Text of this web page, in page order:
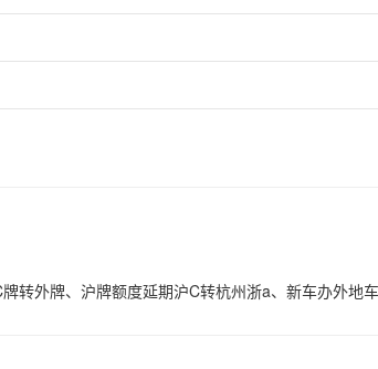
转外牌、沪牌额度延期沪C转杭州浙a、新车办外地